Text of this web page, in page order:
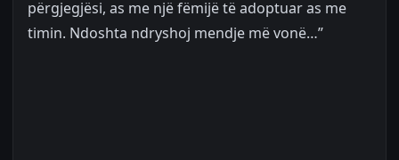
përgjegjësi, as me një fëmijë të adoptuar as me
timin. Ndoshta ndryshoj mendje më vonë…”